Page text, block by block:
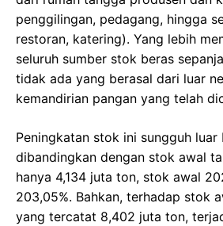
penggilingan, pedagang, hingga
restoran, katering). Yang lebih
seluruh sumber stok beras
tidak ada yang berasal dari luar
kemandirian pangan yang telah
Peningkatan stok ini sungguh luar
dibandingkan dengan stok awal
hanya 4,134 juta ton, stok awal
203,05%. Bahkan, terhadap stok
yang tercatat 8,402 juta ton,